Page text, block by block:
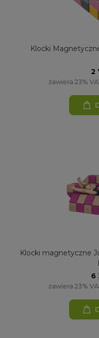
Klocki
2
zawiera 23%
Klocki magnetyczne
6
zawiera 23%